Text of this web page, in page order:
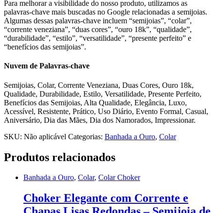
Para melhorar a visibilidade do nosso produto, utilizamos as
palavras-chave mais buscadas no Google relacionadas a semijoias.
Algumas dessas palavras-chave incluem “semijoias”, “colar”,
“corrente veneziana”, “duas cores”, “ouro 18k”, “qualidade”,
“durabilidade”, “estilo”, “versatilidade”, “presente perfeito” e
“benefícios das semijoias”.
Nuvem de Palavras-chave
Semijoias, Colar, Corrente Veneziana, Duas Cores, Ouro 18k,
Qualidade, Durabilidade, Estilo, Versatilidade, Presente Perfeito,
Benefícios das Semijoias, Alta Qualidade, Elegância, Luxo,
Acessível, Resistente, Prático, Uso Diário, Evento Formal, Casual,
Aniversário, Dia das Mães, Dia dos Namorados, Impressionar.
SKU: Não aplicável Categorias: Banhada a Ouro, Colar
Produtos relacionados
Banhada a Ouro, Colar, Colar Choker
Choker Elegante com Corrente e